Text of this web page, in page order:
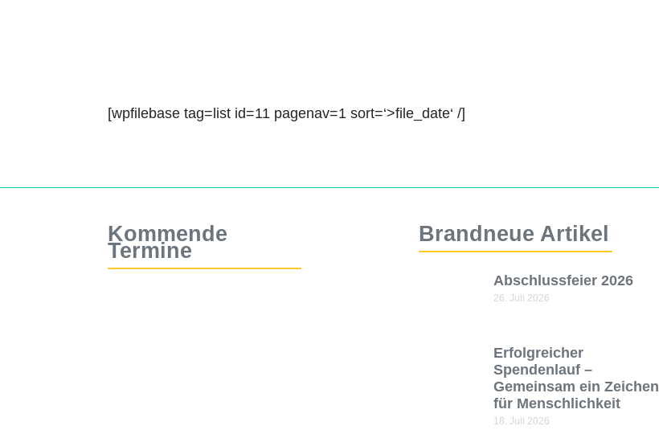
[wpfilebase tag=list id=11 pagenav=1 sort=‘>file_date‘ /]
Kommende
Termine
Brandneue Artikel
Abschlussfeier 2026
26. Juli 2026
Erfolgreicher
Spendenlauf –
Gemeinsam ein Zeichen
für Menschlichkeit
18. Juli 2026